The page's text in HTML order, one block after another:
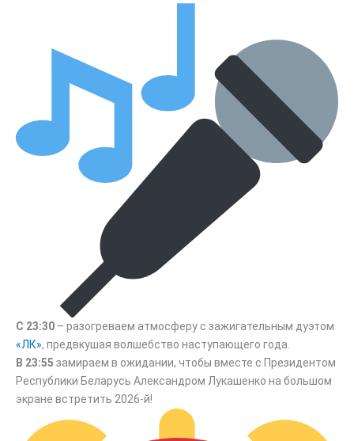
С 23:30 – разогреваем атмосферу с зажигательным дуэтом
«ЛК», предвкушая волшебство наступающего года.
В 23:55 замираем в ожидании, чтобы вместе с Президентом
Республики Беларусь Александром Лукашенко на большом
экране встретить 2026-й!